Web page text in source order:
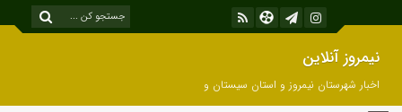
نیمروز آنلاین
اخبار شهرستان نیمروز و استان سیستان و
بلوچستان